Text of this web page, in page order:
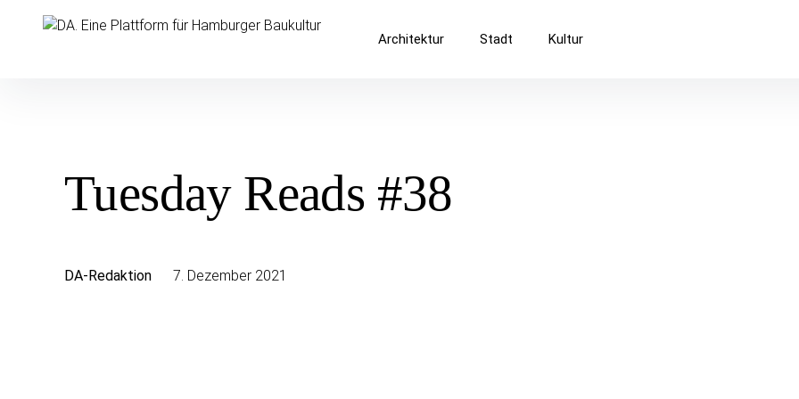
überspringenDA. Eine Plattform für Hamburger Baukultur
Architektur Stadt Kultur
Tuesday Reads #38
DA-Redaktion 7. Dezember 2021